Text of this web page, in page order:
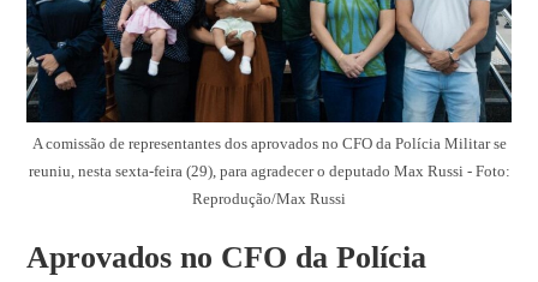
A comissão de representantes dos aprovados no CFO da Polícia Militar se
reuniu, nesta sexta-feira (29), para agradecer o deputado Max Russi - Foto:
Reprodução/Max Russi
Aprovados no CFO da Polícia